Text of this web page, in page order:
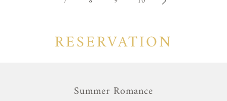
RESERVATION
Summer Romance